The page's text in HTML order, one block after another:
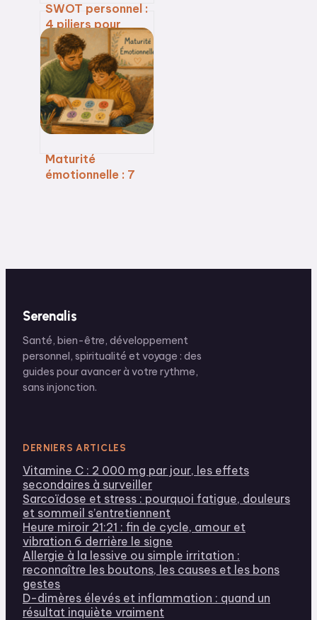
SWOT personnel :
4 piliers pour
transformer vos
compétences en
avantage
stratégique
Maturité
émotionnelle : 7
Serenalis
Santé, bien-être, développement
personnel, spiritualité et voyage : des
guides pour avancer à votre rythme,
sans injonction.
DERNIERS ARTICLES
Vitamine C : 2 000 mg par jour, les effets
secondaires à surveiller
Sarcoïdose et stress : pourquoi fatigue, douleurs
et sommeil s’entretiennent
Heure miroir 21:21 : fin de cycle, amour et
vibration 6 derrière le signe
Allergie à la lessive ou simple irritation :
reconnaître les boutons, les causes et les bons
gestes
D-dimères élevés et inflammation : quand un
résultat inquiète vraiment